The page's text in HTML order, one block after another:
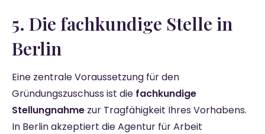
5. Die fachkundige Stelle in
Berlin
Eine zentrale Voraussetzung für den
Gründungszuschuss ist die fachkundige
Stellungnahme zur Tragfähigkeit Ihres Vorhabens.
In Berlin akzeptiert die Agentur für Arbeit